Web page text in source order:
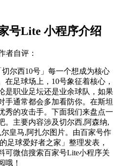
号Lite 小程序介绍
者自评：
尔西10号」每一个想成为核心
在足球场上，10号象征着核心，
是职业足坛还是业余球队，如果
手通常都会多加看防你。在斯坦
秀的攻击手。下面我们来盘点一
。主要内容涉及切尔西,阿森纳,
皇马,阿扎尔图片。由百家号作
足球爱好者之家」整理发表，
可微信搜索百家号Lite小程序关
哦！